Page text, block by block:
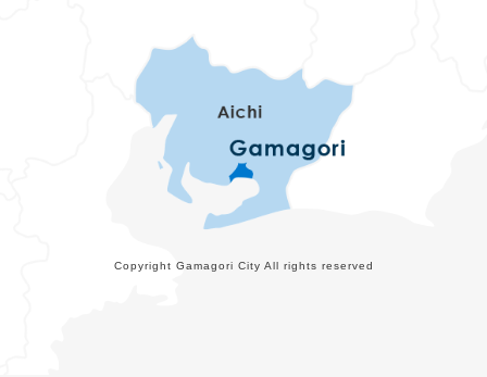
Copyright Gamagori City All rights reserved